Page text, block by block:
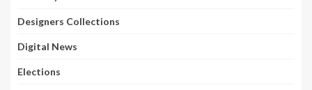
Designers Collections
Digital News
Elections